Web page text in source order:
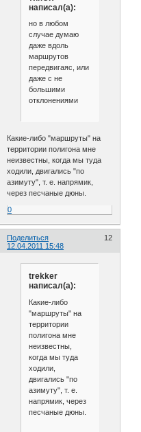
написал(а):
но в любом
случае думаю
даже вдоль
маршрутов
передвигаяс, или
даже с не
большими
отклонениями
Какие-либо "маршруты" на
территории полигона мне
неизвестны, когда мы туда
ходили, двигались "по
азимуту", т. е. напрямик,
через песчаные дюны.
0
Поделиться
12
12.04.2011 15:48
trekker
написал(а):
Какие-либо
"маршруты" на
территории
полигона мне
неизвестны,
когда мы туда
ходили,
двигались "по
азимуту", т. е.
напрямик, через
песчаные дюны.